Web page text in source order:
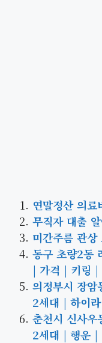
연말정산 의
무직자 대출
미간주름 관
동구 초량2동
| 가격 | 키링
의정부시 장
2세대 | 하이
춘천시 신사
2세대 | 행운